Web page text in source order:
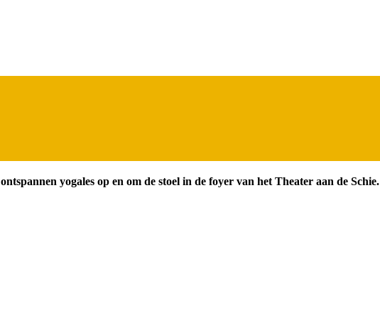
yogales op en om de stoel in de foyer van het Theater aan de Schie.